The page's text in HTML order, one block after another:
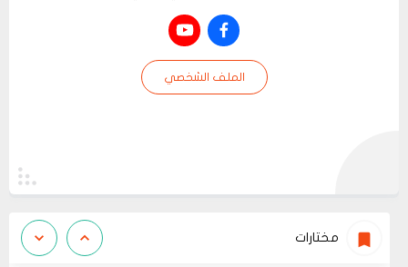
الملف الشخصي
مختارات